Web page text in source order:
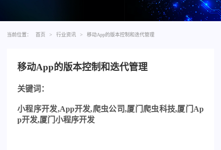
当前位置： 首页 > 行业资讯 > 移动App的版本控制和迭代管理
移动App的版本控制和迭代管理
关键词：
小程序开发,App开发,爬虫公司,厦门爬虫科技,厦门 Ap
p开发,厦门小程序开发